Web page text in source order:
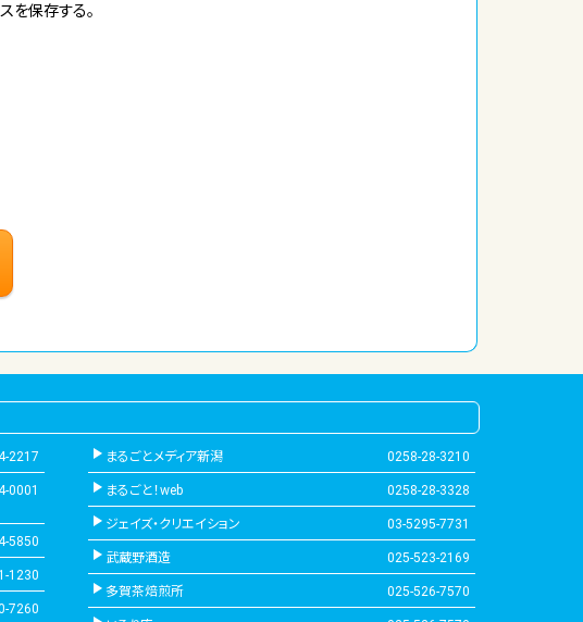
を保存する。
2217
0001
5850
1230
7260
まるごとメディア新潟 0258-28-3210
まるごと！web 0258-28-3328
ジェイズ・クリエイション 03-5295-7731
武蔵野酒造 025-523-2169
多賀茶焙煎所 025-526-7570